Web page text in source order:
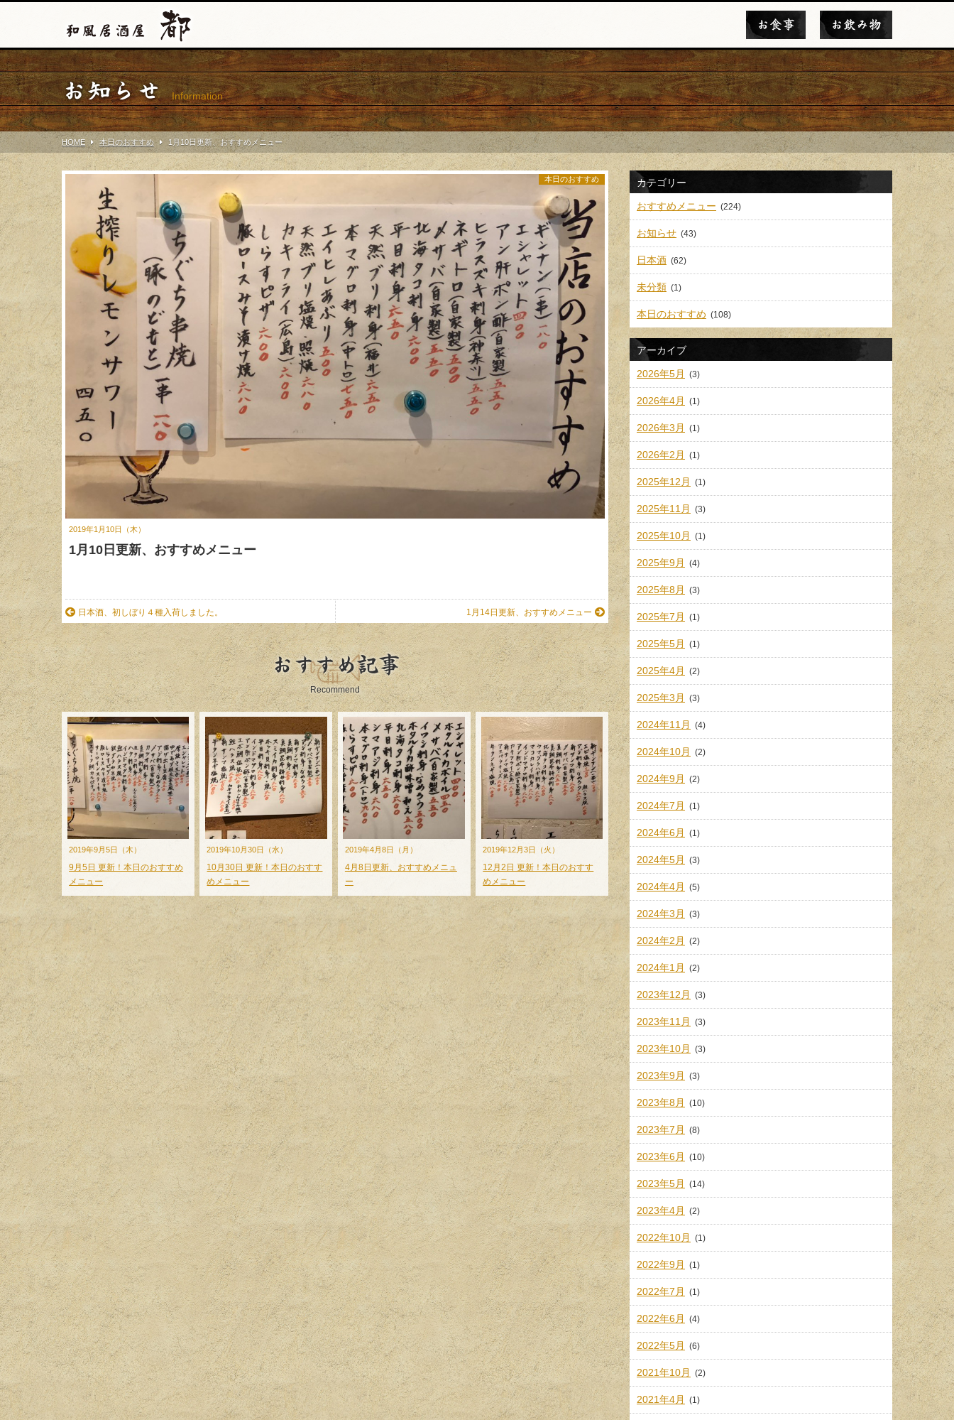
お食事 お飲み物
お知らせ Information
HOME 本日のおすすめ 1月10日更新、おすすめメニュー
2019年1月10日（木）
本日のおすすめ
1月10日更新、おすすめメニュー
日本酒、初しぼり４種入荷しました。 1月14日更新、おすすめメニュー
おすすめ記事
Recommend
2019年9月5日（木）
9月5日 更新！本日のおすすめ
メニュー
2019年10月30日（水）
10月30日 更新！本日のおすす
めメニュー
2019年4月8日（月）
4月8日更新、おすすめメニュ
ー
2019年12月3日（火）
12月2日 更新！本日のおすす
めメニュー
カテゴリー
おすすめメニュー (224)
お知らせ (43)
日本酒 (62)
未分類 (1)
本日のおすすめ (108)
アーカイブ
2026年5月 (3)
2026年4月 (1)
2026年3月 (1)
2026年2月 (1)
2025年12月 (1)
2025年11月 (3)
2025年10月 (1)
2025年9月 (4)
2025年8月 (3)
2025年7月 (1)
2025年5月 (1)
2025年4月 (2)
2025年3月 (3)
2024年11月 (4)
2024年10月 (2)
2024年9月 (2)
2024年7月 (1)
2024年6月 (1)
2024年5月 (3)
2024年4月 (5)
2024年3月 (3)
2024年2月 (2)
2024年1月 (2)
2023年12月 (3)
2023年11月 (3)
2023年10月 (3)
2023年9月 (3)
2023年8月 (10)
2023年7月 (8)
2023年6月 (10)
2023年5月 (14)
2023年4月 (2)
2022年10月 (1)
2022年9月 (1)
2022年7月 (1)
2022年6月 (4)
2022年5月 (6)
2021年10月 (2)
2021年4月 (1)